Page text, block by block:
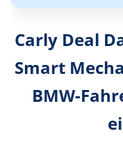
Carly Deal
Smart
BMW-